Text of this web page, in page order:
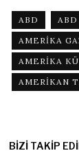
ABD
AMERIKA
AMERIKA
AMERIKAN
BIZI TAKIP